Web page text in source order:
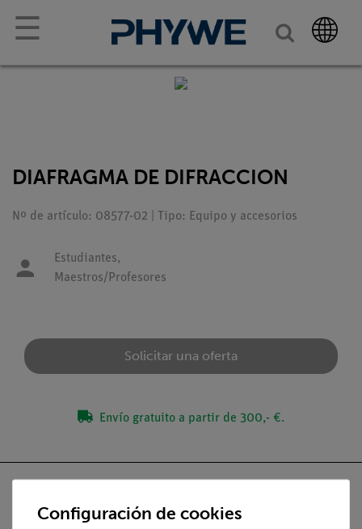
☰
DIAFRAGMA DE DIFRACCION
Nº de artículo: 08577-02 | Tipo: Equipo y accesorios
Estudiantes,
Maestros/Profesores
Solicitar una oferta
Envío gratuito a partir de 300,- €.
Configuración de cookies